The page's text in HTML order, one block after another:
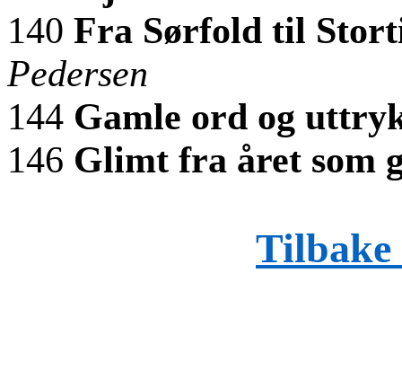
140 Fra Sørfold til
Pedersen
144 Gamle ord og
146 Glimt fra året som
Tilbake